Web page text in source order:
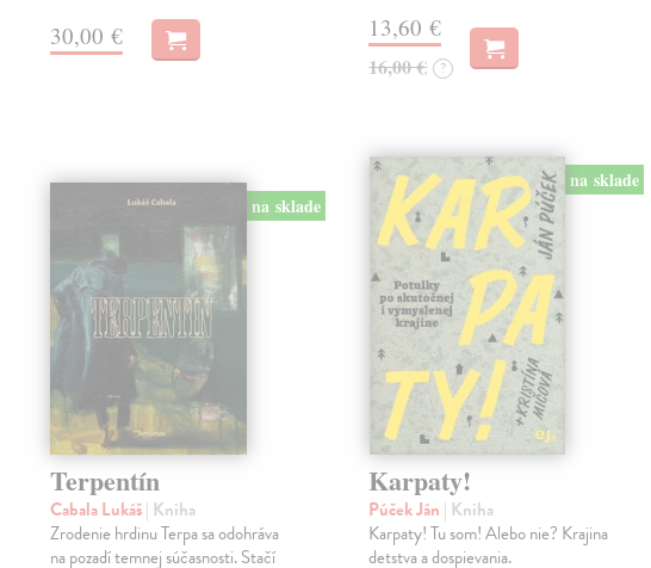
30,00 € 13,60 €
16,00 € ?
na sklade
Terpentín
Cabala Lukáš| Kniha
Zrodenie hrdinu Terpa sa odohráva
na pozadí temnej súčasnosti. Stačí
na sklade
Karpaty!
Púček Ján | Kniha
Karpaty! Tu som! Alebo nie? Krajina
detstva a dospievania.